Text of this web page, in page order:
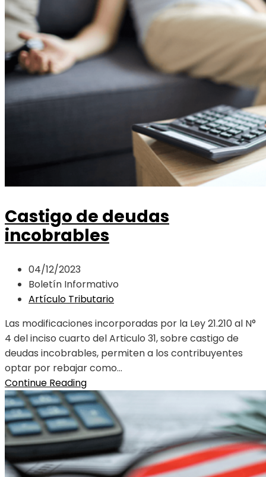
Castigo de deudas
incobrables
04/12/2023
Boletín Informativo
Artículo Tributario
Las modificaciones incorporadas por la Ley 21.210 al N°
4 del inciso cuarto del Articulo 31, sobre castigo de
deudas incobrables, permiten a los contribuyentes
optar por rebajar como...
Continue Reading